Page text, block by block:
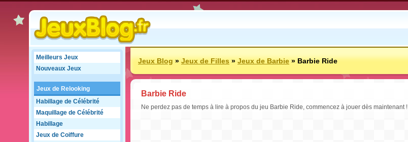
Meilleurs Jeux
Nouveaux Jeux
Jeux de Relooking
Habillage de Célébrité
Maquillage de Célébrité
Habillage
Jeux de Coiffure
Jeux Blog»Jeux de Filles»Jeux de Barbie»Barbie Ride
Barbie Ride
Ne perdez pas de temps à lire à propos du jeu Barbie Ride, commencez à jouer dès maintenant !